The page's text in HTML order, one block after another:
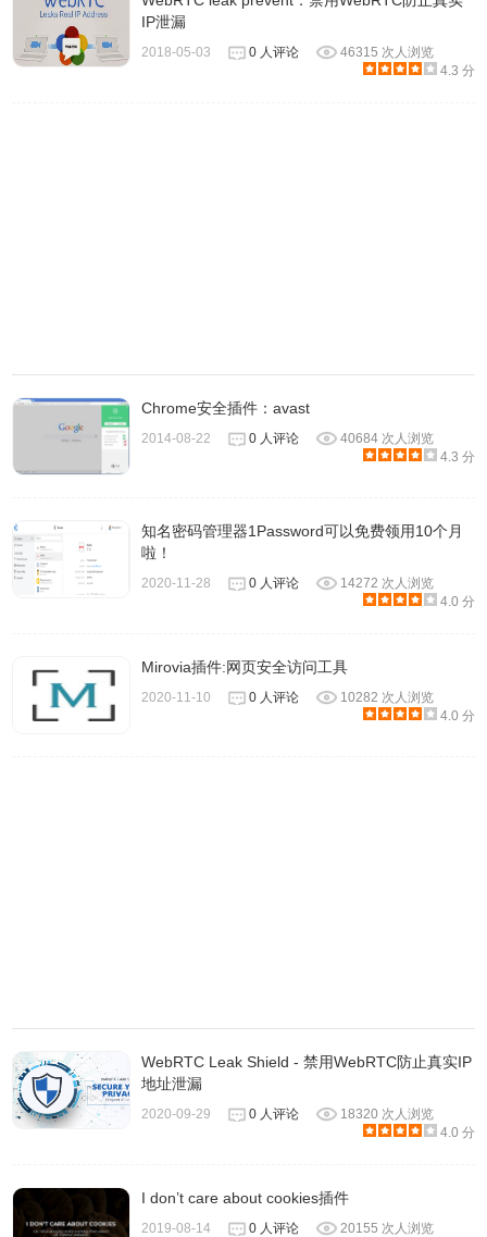
4、输入网址和代码后电脑端如图，点击现在连接即可完成设
密码，点击【send ]发送。
IP泄漏
2018-05-03 0 人评论
46315 次人浏览
4.3 分
Chrome安全插件：avast
2014-08-22 0 人评论
40684 次人浏览
4.3 分
知名密码管理器1Password可以免费领用10个月
啦！
2020-11-28 0 人评论
14272 次人浏览
4.0 分
Mirovia插件:网页安全访问工具
2020-11-10 0 人评论
10282 次人浏览
4.0 分
WebRTC Leak Shield - 禁用WebRTC防止真实IP
地址泄漏
2020-09-29 0 人评论
18320 次人浏览
4.0 分
I don’t care about cookies插件
2019-08-14 0 人评论
20155 次人浏览